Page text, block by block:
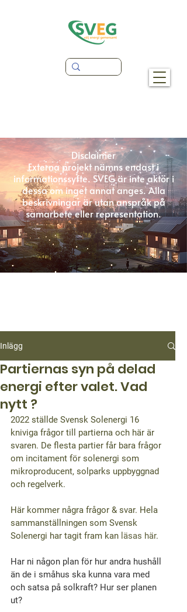
Disclaimer
Externa projekt nämns endast i
informationssyfte. SVEG är inte aktör i
dessa om inget annat anges. Alla
beskrivningar är utan anspråk på
samarbete eller representation.
Inlägg
Partiernas syn på delad
energi efter valet. Vad
nytt ?
2022 ställde Svensk Solenergi 16
kniviga frågor till partierna och här är
svaren. De flesta partier får bara frågor
om incitament för solenergi som
mikroproducent, solparks uppbyggnad
och regelverk.
Här kommer några frågor & svar. Hela
sammanställningen som Svensk
Solenergi har tagit fram kan läsas här.
Har ni någon plan för hur andra hushåll
än de i småhus ska kunna vara med
och satsa på solkraft? Hur ser planen
ut?